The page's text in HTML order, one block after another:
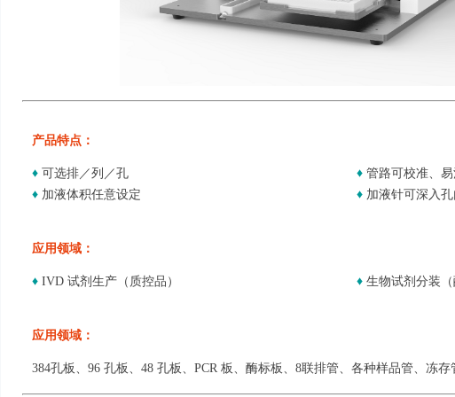
产品特点：
♦ 可选排／列／孔
♦ 加液体积任意设定
♦ 管路可校准、
♦ 加液针可深入
应用领域：
♦ IVD 试剂生产（质控品） ♦ 生物试剂分装（
应用领域：
384孔板、96 孔板、48 孔板、PCR 板、酶标板、8联排管、各种样品管、冻